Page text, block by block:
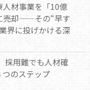
人材事業を「10億
売却——その“早す
界に投げかける深
採用難でも人材確
のステップ